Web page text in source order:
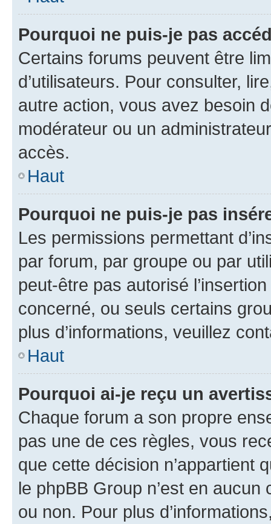
Pourquoi ne puis-je pas
Certains forums peuvent être
d’utilisateurs. Pour consulter,
autre action, vous avez besoin
modérateur ou un
accès.
Haut
Pourquoi ne puis-je pas
Les permissions permettant
par forum, par groupe ou par
peut-être pas autorisé
concerné, ou seuls certains
plus d’informations, veuillez
Haut
Pourquoi ai-je reçu un
Chaque forum a son propre
pas une de ces règles, vous
que cette décision n’appartient
le phpBB Group n’est en
ou non. Pour plus